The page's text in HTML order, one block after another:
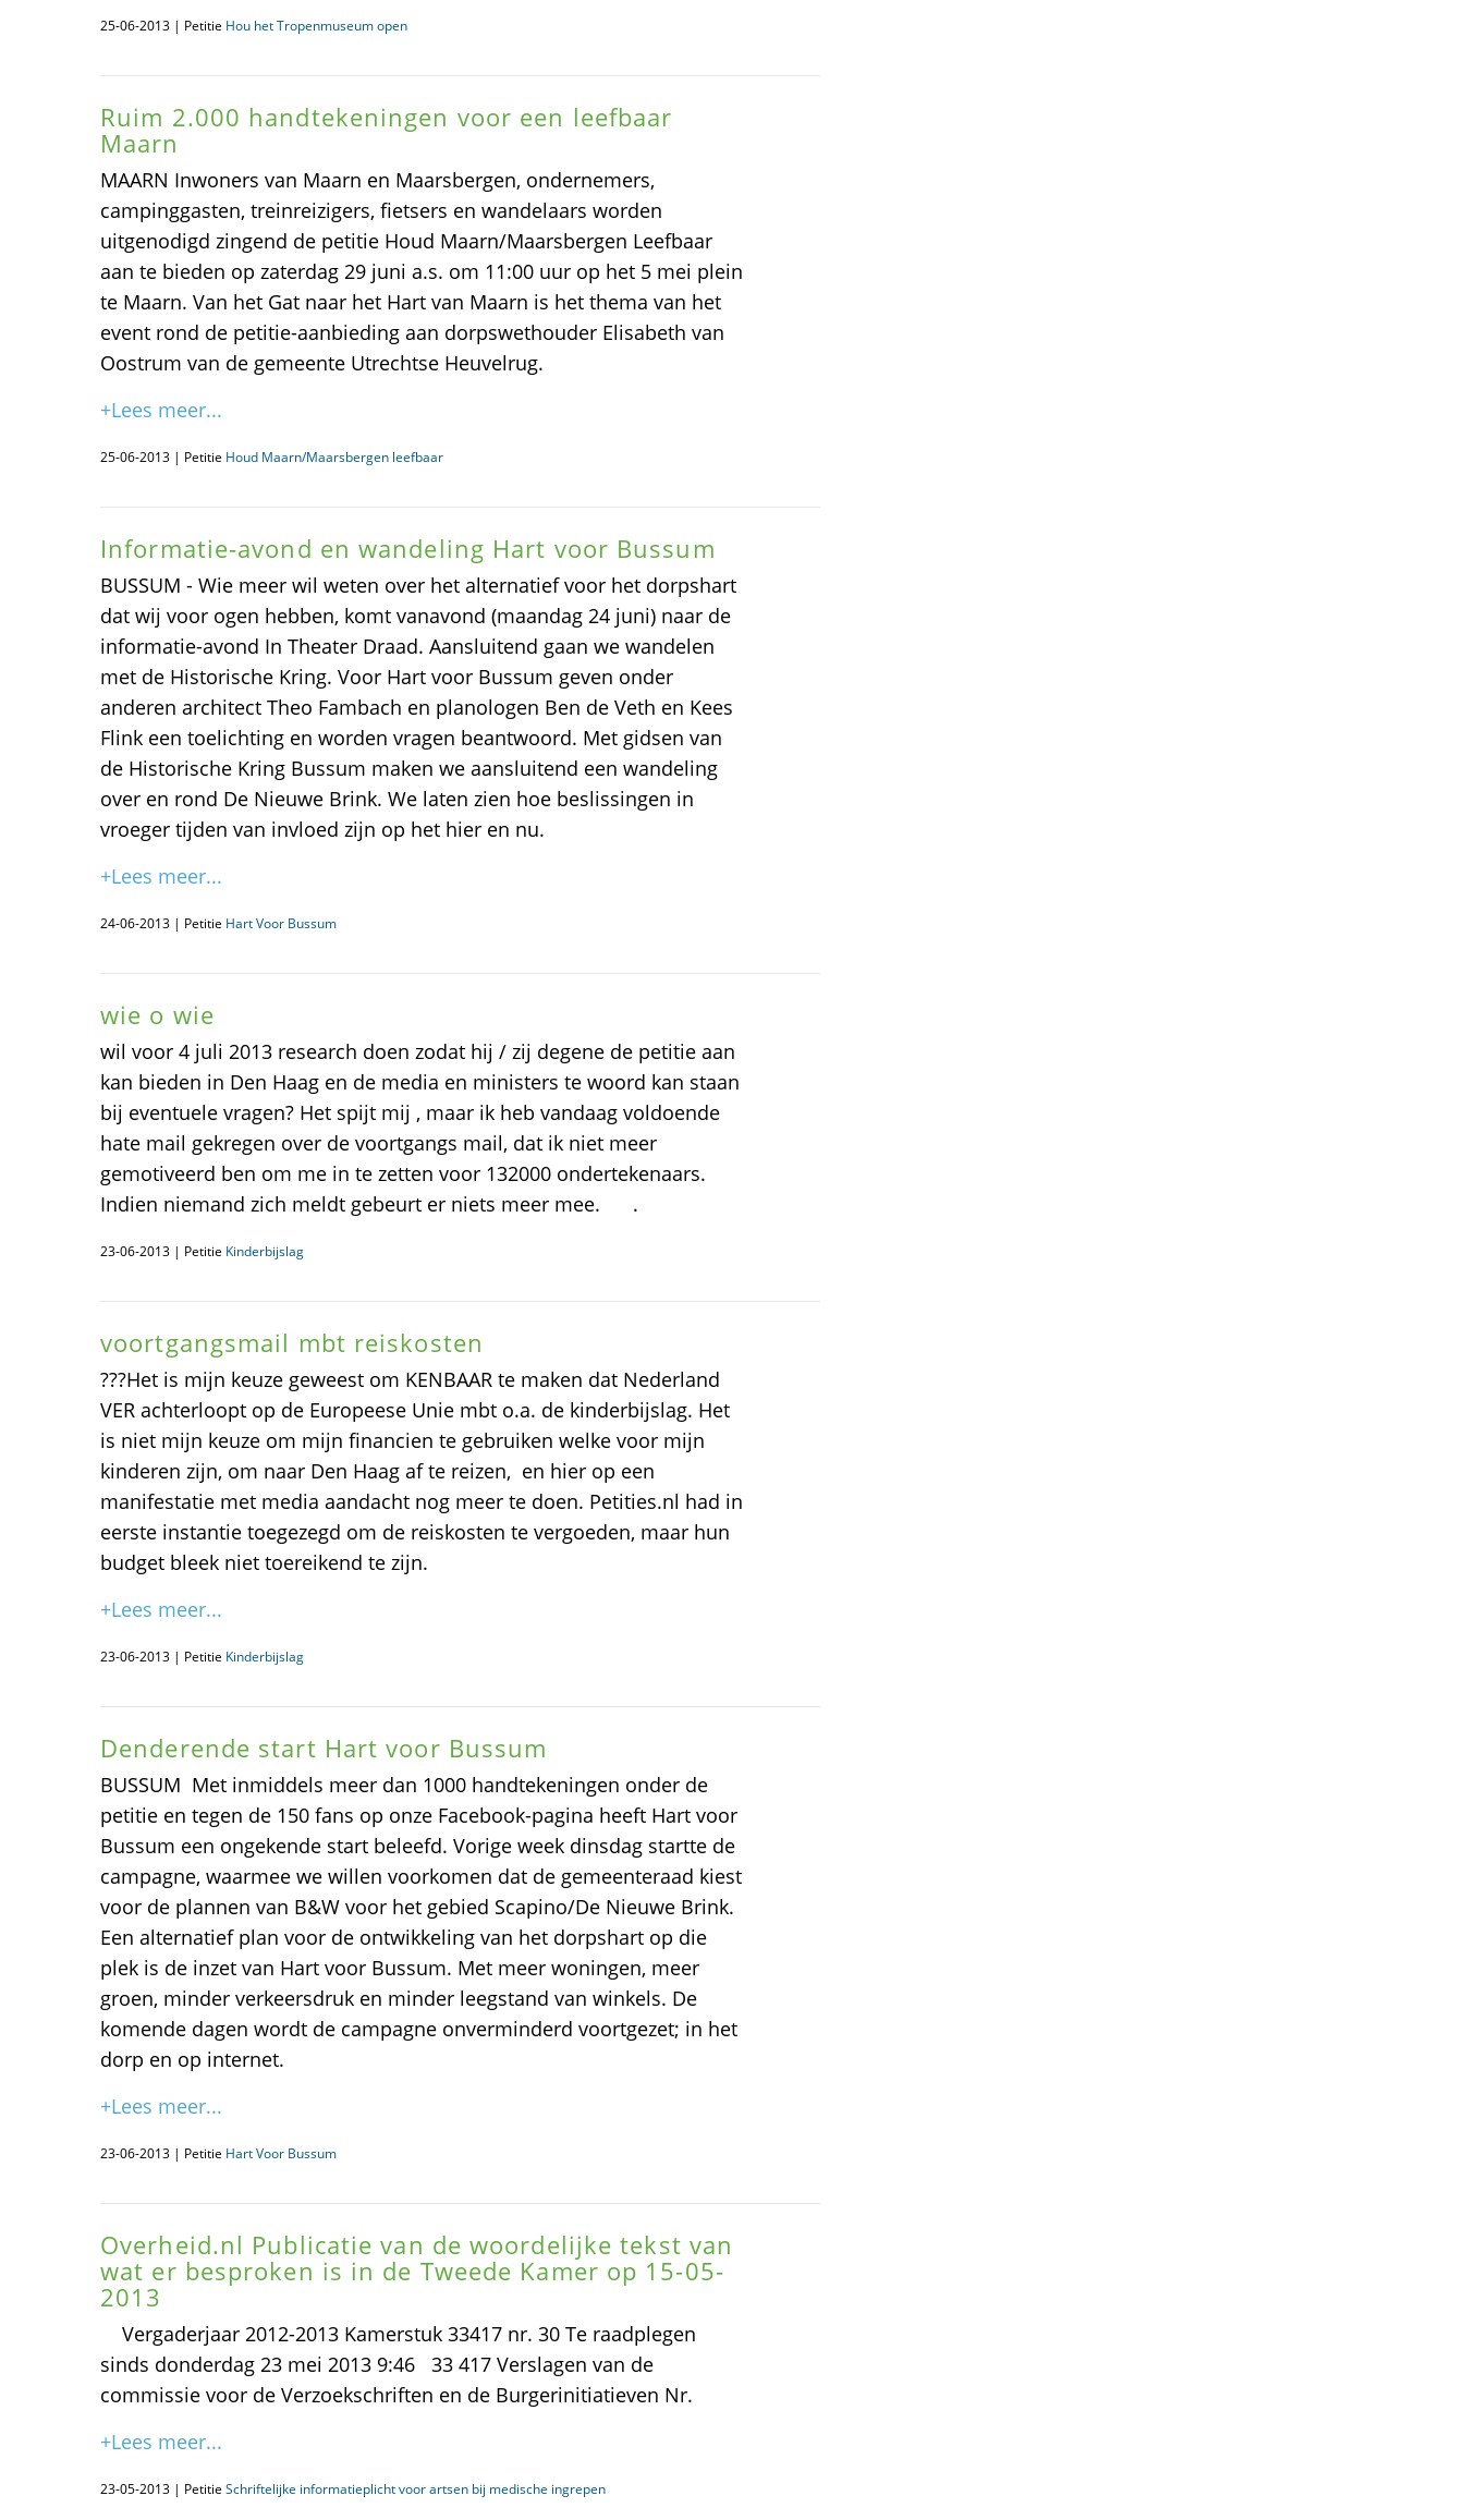
25-06-2013 | Petitie Hou het Tropenmuseum open
Ruim 2.000 handtekeningen voor een leefbaar
Maarn
MAARN Inwoners van Maarn en Maarsbergen, ondernemers,
campinggasten, treinreizigers, fietsers en wandelaars worden
uitgenodigd zingend de petitie Houd Maarn/Maarsbergen Leefbaar
aan te bieden op zaterdag 29 juni a.s. om 11:00 uur op het 5 mei plein
te Maarn. Van het Gat naar het Hart van Maarn is het thema van het
event rond de petitie-aanbieding aan dorpswethouder Elisabeth van
Oostrum van de gemeente Utrechtse Heuvelrug.
+Lees meer...
25-06-2013 | Petitie Houd Maarn/Maarsbergen leefbaar
Informatie-avond en wandeling Hart voor Bussum
BUSSUM - Wie meer wil weten over het alternatief voor het dorpshart
dat wij voor ogen hebben, komt vanavond (maandag 24 juni) naar de
informatie-avond In Theater Draad. Aansluitend gaan we wandelen
met de Historische Kring. Voor Hart voor Bussum geven onder
anderen architect Theo Fambach en planologen Ben de Veth en Kees
Flink een toelichting en worden vragen beantwoord. Met gidsen van
de Historische Kring Bussum maken we aansluitend een wandeling
over en rond De Nieuwe Brink. We laten zien hoe beslissingen in
vroeger tijden van invloed zijn op het hier en nu.
+Lees meer...
24-06-2013 | Petitie Hart Voor Bussum
wie o wie
wil voor 4 juli 2013 research doen zodat hij / zij degene de petitie aan
kan bieden in Den Haag en de media en ministers te woord kan staan
bij eventuele vragen? Het spijt mij , maar ik heb vandaag voldoende
hate mail gekregen over de voortgangs mail, dat ik niet meer
gemotiveerd ben om me in te zetten voor 132000 ondertekenaars.
Indien niemand zich meldt gebeurt er niets meer mee. .
23-06-2013 | Petitie Kinderbijslag
voortgangsmail mbt reiskosten
???Het is mijn keuze geweest om KENBAAR te maken dat Nederland
VER achterloopt op de Europeese Unie mbt o.a. de kinderbijslag. Het
is niet mijn keuze om mijn financien te gebruiken welke voor mijn
kinderen zijn, om naar Den Haag af te reizen, en hier op een
manifestatie met media aandacht nog meer te doen. Petities.nl had in
eerste instantie toegezegd om de reiskosten te vergoeden, maar hun
budget bleek niet toereikend te zijn.
+Lees meer...
23-06-2013 | Petitie Kinderbijslag
Denderende start Hart voor Bussum
BUSSUM  Met inmiddels meer dan 1000 handtekeningen onder de
petitie en tegen de 150 fans op onze Facebook-pagina heeft Hart voor
Bussum een ongekende start beleefd. Vorige week dinsdag startte de
campagne, waarmee we willen voorkomen dat de gemeenteraad kiest
voor de plannen van B&W voor het gebied Scapino/De Nieuwe Brink.
Een alternatief plan voor de ontwikkeling van het dorpshart op die
plek is de inzet van Hart voor Bussum. Met meer woningen, meer
groen, minder verkeersdruk en minder leegstand van winkels. De
komende dagen wordt de campagne onverminderd voortgezet; in het
dorp en op internet.
+Lees meer...
23-06-2013 | Petitie Hart Voor Bussum
Overheid.nl Publicatie van de woordelijke tekst van
wat er besproken is in de Tweede Kamer op 15-05-
2013
Vergaderjaar 2012-2013 Kamerstuk 33417 nr. 30 Te raadplegen
sinds donderdag 23 mei 2013 9:46 33 417 Verslagen van de
commissie voor de Verzoekschriften en de Burgerinitiatieven Nr.
+Lees meer...
23-05-2013 | Petitie Schriftelijke informatieplicht voor artsen bij medische ingrepen